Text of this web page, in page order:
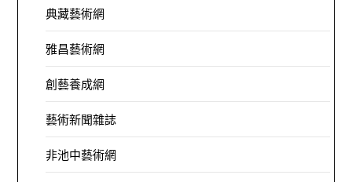
典藏藝術網
雅昌藝術網
創藝養成網
藝術新聞雜誌
非池中藝術網